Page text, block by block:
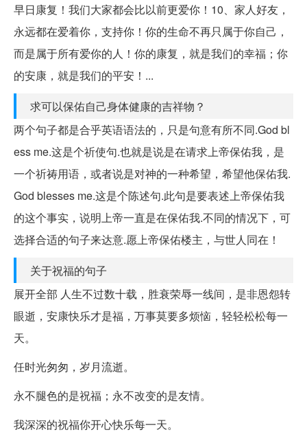
早日康复！我们大家都会比以前更爱你！10、家人好友，
永远都在爱着你，支持你！你的生命不再只属于你自己，
而是属于所有爱你的人！你的康复，就是我们的幸福；你
的安康，就是我们的平安！...
求可以保佑自己身体健康的吉祥物？
两个句子都是合乎英语语法的，只是句意有所不同.God bl
ess me.这是个祈使句.也就是说是在请求上帝保佑我，是
一个祈祷用语，或者说是对神的一种希望，希望他保佑我.
God blesses me.这是个陈述句.此句是要表述上帝保佑我
的这个事实，说明上帝一直是在保佑我.不同的情况下，可
选择合适的句子来达意.愿上帝保佑楼主，与世人同在！
关于祝福的句子
展开全部 人生不过数十载，胜衰荣辱一线间，是非恩怨转
眼逝，安康快乐才是福，万事莫要多烦恼，轻轻松松每一
天。
任时光匆匆，岁月流逝。
永不腿色的是祝福；永不改变的是友情。
我深深的祝福你开心快乐每一天。